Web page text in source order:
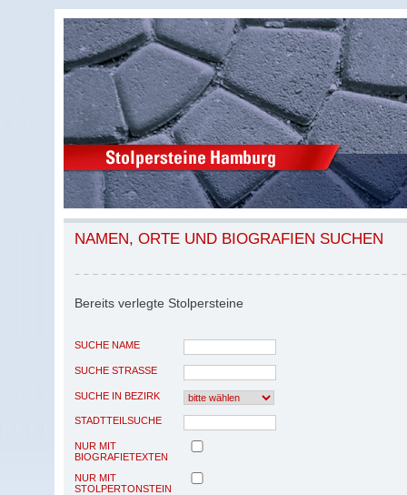
NAMEN, ORTE UND BIOGRAFIEN SUCHEN
Bereits verlegte Stolpersteine
SUCHE NAME
SUCHE STRASSE
SUCHE IN BEZIRK
STADTTEILSUCHE
NUR MIT
BIOGRAFIETEXTEN
NUR MIT
STOLPERTONSTEIN